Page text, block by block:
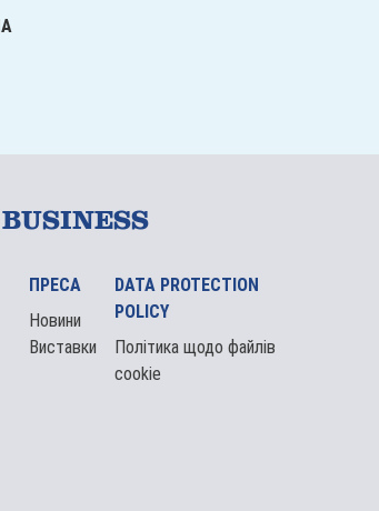
ПРЕСА
Новини
Виставки
DATA PROTECTION
POLICY
Політика щодо файлів
cookie